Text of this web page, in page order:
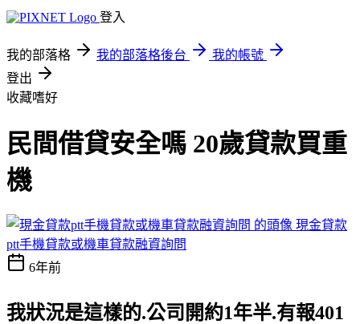
登入
我的部落格 我的部落格後台
我的帳號
登出
收藏嗜好
民間借貸安全嗎 20歲貸款買重
機
現金貸款
ptt手機貸款或機車貸款融資詢問
6年前
我狀況是這樣的.公司開約1年半.有報401